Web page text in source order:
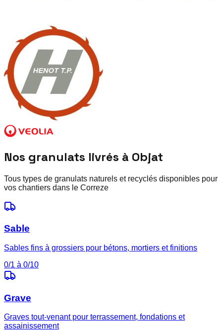
Nos granulats livrés à Objat
Tous types de granulats naturels et recyclés disponibles pour
vos chantiers dans le Correze
Sable
Sables fins à grossiers pour bétons, mortiers et finitions
0/1 à 0/10
Grave
Graves tout-venant pour terrassement, fondations et
assainissement